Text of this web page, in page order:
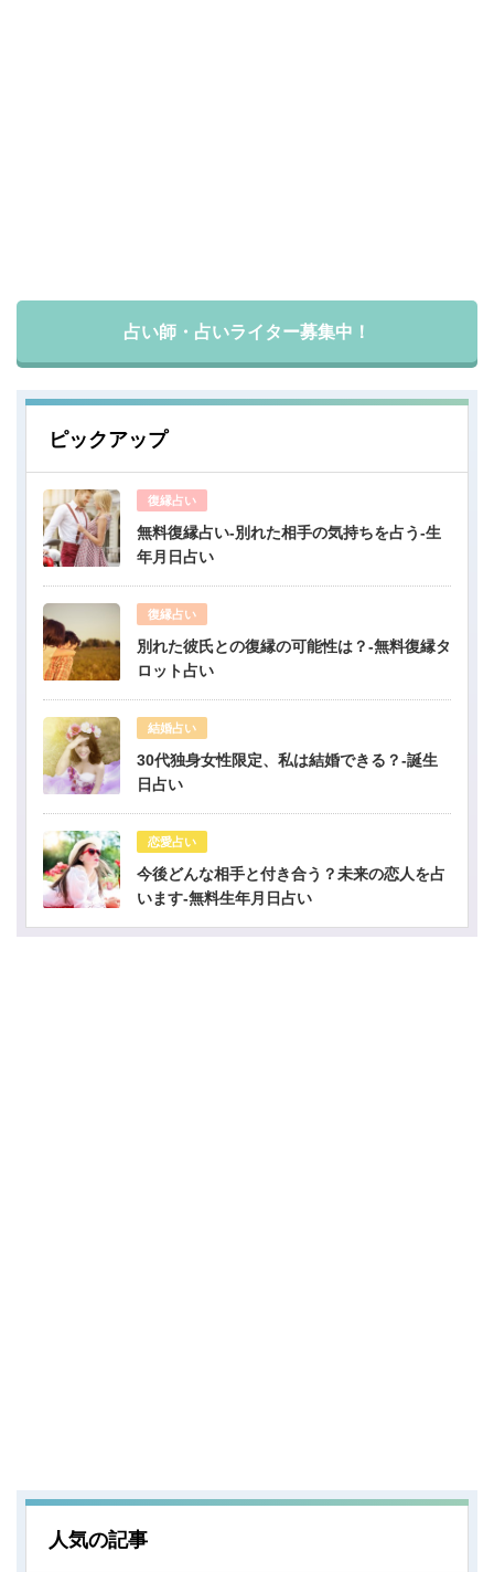
占い師・占いライター募集中！
ピックアップ
復縁占い
無料復縁占い-別れた相手の気持ちを占う-生
年月日占い
復縁占い
別れた彼氏との復縁の可能性は？-無料復縁タ
ロット占い
結婚占い
30代独身女性限定、私は結婚できる？-誕生
日占い
恋愛占い
今後どんな相手と付き合う？未来の恋人を占
います-無料生年月日占い
人気の記事